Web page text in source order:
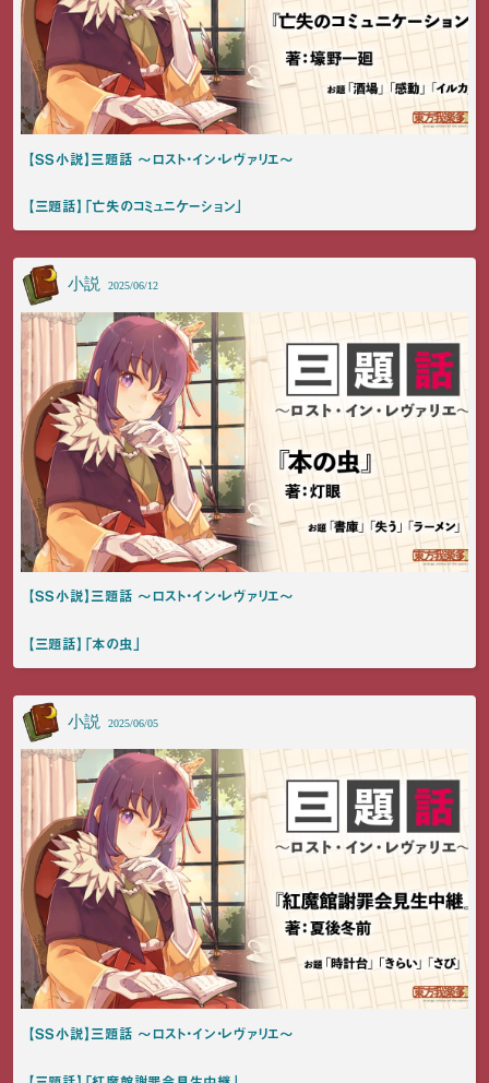
【SS小説】三題話 ～ロスト・イン・レヴァリエ～
【三題話】「亡失のコミュニケーション」
小説 2025/06/12
【SS小説】三題話 ～ロスト・イン・レヴァリエ～
【三題話】「本の虫」
小説 2025/06/05
【SS小説】三題話 ～ロスト・イン・レヴァリエ～